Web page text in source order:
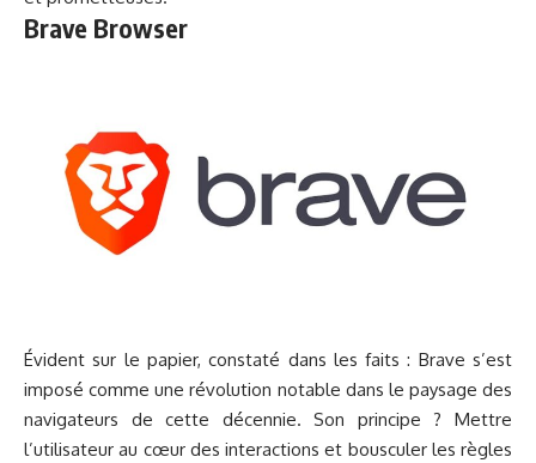
Brave Browser
Évident sur le papier, constaté dans les faits : Brave s’est
imposé comme une révolution notable dans le paysage des
navigateurs de cette décennie. Son principe ? Mettre
l’utilisateur au cœur des interactions et bousculer les règles